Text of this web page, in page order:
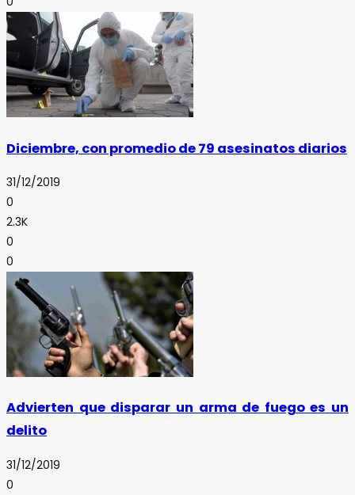
Diciembre, con promedio de 79 asesinatos diarios
31/12/2019
0
2.3K
0
0
Advierten que disparar un arma de fuego es un
delito
31/12/2019
0